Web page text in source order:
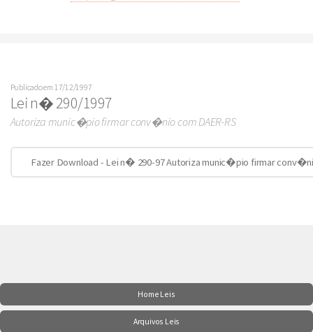
Publicado em 17/12/1997
Lei n� 290/1997
Autoriza munic�pio firmar conv�nio com DAER-RS
Fazer Download - Lei n� 290-97 Autoriza munic�pio firmar
Home Leis
Arquivos Leis